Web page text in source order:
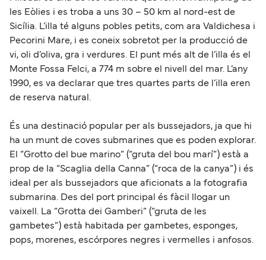
les Eòlies i es troba a uns 30 – 50 km al nord-est de
Sicília. L’illa té alguns pobles petits, com ara Valdichesa i
Pecorini Mare, i es coneix sobretot per la producció de
vi, oli d’oliva, gra i verdures. El punt més alt de l’illa és el
Monte Fossa Felci, a 774 m sobre el nivell del mar. L’any
1990, es va declarar que tres quartes parts de l’illa eren
de reserva natural.
És una destinació popular per als bussejadors, ja que hi
ha un munt de coves submarines que es poden explorar.
El “Grotto del bue marino” (“gruta del bou marí”) està a
prop de la “Scaglia della Canna” (“roca de la canya”) i és
ideal per als bussejadors que aficionats a la fotografia
submarina. Des del port principal és fàcil llogar un
vaixell. La “Grotta dei Gamberi” (“gruta de les
gambetes”) està habitada per gambetes, esponges,
pops, morenes, escórpores negres i vermelles i anfosos.